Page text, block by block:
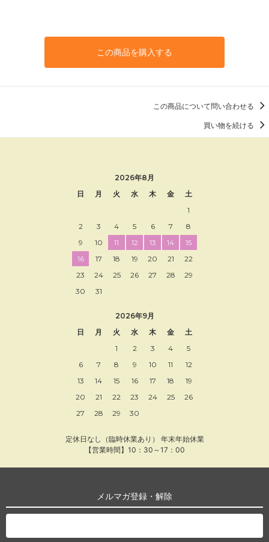
この商品を購入する
この商品について問い合わせる
買い物を続ける
2026年8月
日
月 火 水 木 金
土
1
2
3 4 5 6 7
8
9
10 11 12 13 14
15
16
17 18 19 20 21
22
23
24 25 26 27 28
29
30
31
2026年9月
日
月 火 水 木 金
土
1
2 3 4
5
6
7 8 9 10 11
12
13
14 15 16 17 18
19
20
21 22 23 24 25
26
27
28 29 30
定休日なし（臨時休業あり） 年末年始休業
【営業時間】10：30～17：00
メルマガ登録・解除